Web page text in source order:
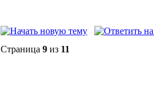
Страница 9 из 11